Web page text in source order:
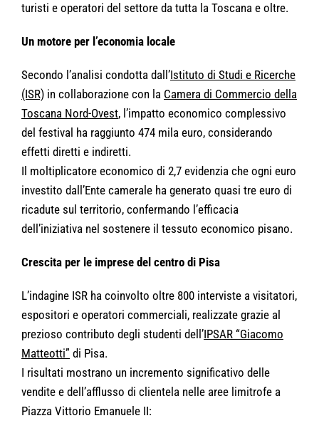
turisti e operatori del settore da tutta la Toscana e oltre.
Un motore per l’economia locale
Secondo l’analisi condotta dall’Istituto di Studi e Ricerche
(ISR) in collaborazione con la Camera di Commercio della
Toscana Nord-Ovest, l’impatto economico complessivo
del festival ha raggiunto 474 mila euro, considerando
effetti diretti e indiretti.
Il moltiplicatore economico di 2,7 evidenzia che ogni euro
investito dall’Ente camerale ha generato quasi tre euro di
ricadute sul territorio, confermando l’efficacia
dell’iniziativa nel sostenere il tessuto economico pisano.
Crescita per le imprese del centro di Pisa
L’indagine ISR ha coinvolto oltre 800 interviste a visitatori,
espositori e operatori commerciali, realizzate grazie al
prezioso contributo degli studenti dell’IPSAR “Giacomo
Matteotti” di Pisa.
I risultati mostrano un incremento significativo delle
vendite e dell’afflusso di clientela nelle aree limitrofe a
Piazza Vittorio Emanuele II: